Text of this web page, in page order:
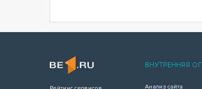
ВНУТРЕННЯЯ
Анализ сайта